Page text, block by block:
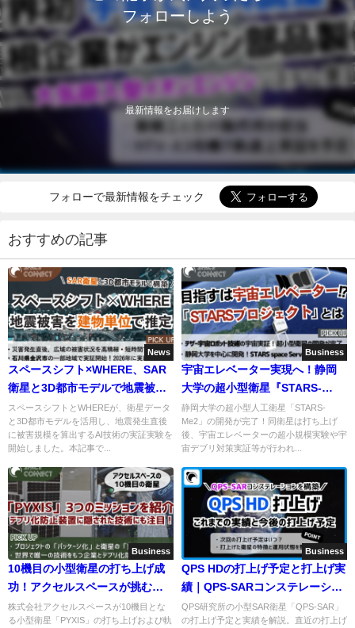
フォローしよう
最新情報をお届けします
フォローで最新情報をチェック
おすすめの記事
News
スペースシフト×WHERE、SAR
衛星と3D都市モデルで地震被害
を建物単位に推定
スペースシフトとWHEREが、衛星データ
と3D都市モデルを活用し、地震発生直後
に被害規模を算出するAI技術の実証実験を
開始しました。本記事で...
Business
宇宙エレベーター実現へ！静岡
大学の超小型衛星『STARS-
Me2』の挑戦
静岡大学の超小型人工衛星「STARS-
Me2」の開発が完了！同衛星は打ち上げ
後、宇宙エレベーターの超小規模実験や宇
宙デブリ対策実証等が行われ...
Business
10機目の小型衛星の打ち上げ成
功！アクセルスペースが挑む革
新的なプロジェクトとは
株式会社アクセルスペースが10機目とな
る小型衛星「PYXIS」の打ち上げおよび軌
Business
QPS HDの打上げ予定と打上げ実
績｜QPS-SARコンステレーショ
ン計画
QPS研究所の小型SAR衛星「QPS-SAR」
の打上げ予定と実績を解説。直近の打上げ